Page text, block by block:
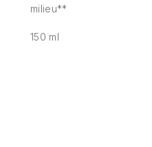
milieu**
150 ml